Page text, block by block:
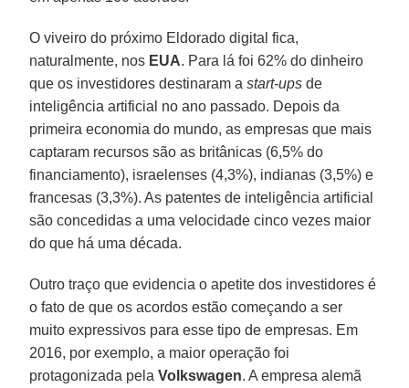
O viveiro do próximo Eldorado digital fica,
naturalmente, nos EUA. Para lá foi 62% do dinheiro
que os investidores destinaram astart-ups de
inteligência artificial no ano passado. Depois da
primeira economia do mundo, as empresas que mais
captaram recursos são as britânicas (6,5% do
financiamento), israelenses (4,3%), indianas (3,5%) e
francesas (3,3%). As patentes de inteligência artificial
são concedidas a uma velocidade cinco vezes maior
do que há uma década.
Outro traço que evidencia o apetite dos investidores é
o fato de que os acordos estão começando a ser
muito expressivos para esse tipo de empresas. Em
2016, por exemplo, a maior operação foi
protagonizada pelaVolkswagen. A empresa alemã